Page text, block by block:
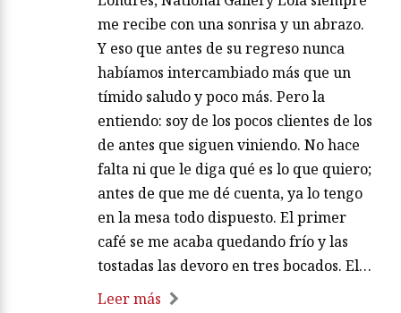
me recibe con una sonrisa y un abrazo.
Y eso que antes de su regreso nunca
habíamos intercambiado más que un
tímido saludo y poco más. Pero la
entiendo: soy de los pocos clientes de los
de antes que siguen viniendo. No hace
falta ni que le diga qué es lo que quiero;
antes de que me dé cuenta, ya lo tengo
en la mesa todo dispuesto. El primer
café se me acaba quedando frío y las
tostadas las devoro en tres bocados. El…
Leer más